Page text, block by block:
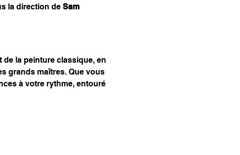
la direction de Sam
la peinture classique, en
grands maîtres. Que vous
à votre rythme, entouré